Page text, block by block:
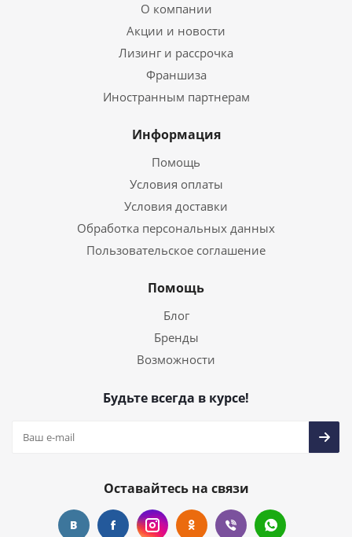
О компании
Акции и новости
Лизинг и рассрочка
Франшиза
Иностранным партнерам
Информация
Помощь
Условия оплаты
Условия доставки
Обработка персональных данных
Пользовательское соглашение
Помощь
Блог
Бренды
Возможности
Будьте всегда в курсе!
Оставайтесь на связи